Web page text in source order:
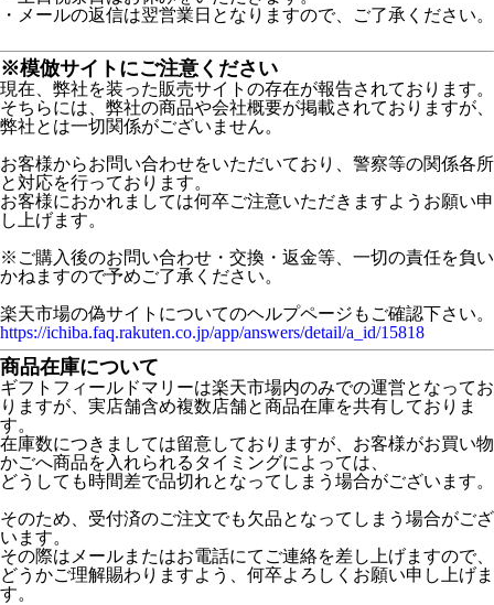
・メールの返信は翌営業日となりますので、ご了承ください。
※模倣サイトにご注意ください
現在、弊社を装った販売サイトの存在が報告されております。
そちらには、弊社の商品や会社概要が掲載されておりますが、
弊社とは一切関係がございません。
お客様からお問い合わせをいただいており、警察等の関係各所
と対応を行っております。
お客様におかれましては何卒ご注意いただきますようお願い申
し上げます。
※ご購入後のお問い合わせ・交換・返金等、一切の責任を負い
かねますので予めご了承ください。
楽天市場の偽サイトについてのヘルプページもご確認下さい。
https://ichiba.faq.rakuten.co.jp/app/answers/detail/a_id/15818
商品在庫について
ギフトフィールドマリーは楽天市場内のみでの運営となってお
りますが、実店舗含め複数店舗と商品在庫を共有しておりま
す。
在庫数につきましては留意しておりますが、お客様がお買い物
かごへ商品を入れられるタイミングによっては、
どうしても時間差で品切れとなってしまう場合がございます。
そのため、受付済のご注文でも欠品となってしまう場合がござ
います。
その際はメールまたはお電話にてご連絡を差し上げますので、
どうかご理解賜わりますよう、何卒よろしくお願い申し上げま
す。